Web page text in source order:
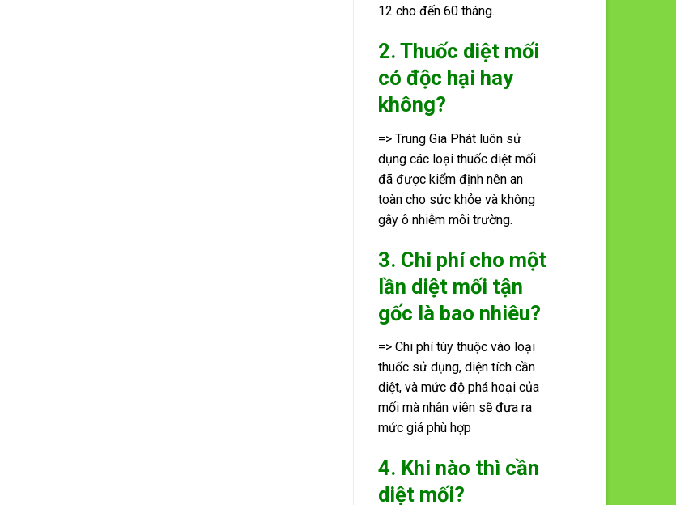
12 cho đến 60 tháng.
2. Thuốc diệt mối
có độc hại hay
không?
=> Trung Gia Phát luôn sử
dụng các loại thuốc diệt mối
đã được kiểm định nên an
toàn cho sức khỏe và không
gây ô nhiễm môi trường.
3. Chi phí cho một
lần diệt mối tận
gốc là bao nhiêu?
=> Chi phí tùy thuộc vào loại
thuốc sử dụng, diện tích cần
diệt, và mức độ phá hoại của
mối mà nhân viên sẽ đưa ra
mức giá phù hợp
4. Khi nào thì cần
diệt mối?